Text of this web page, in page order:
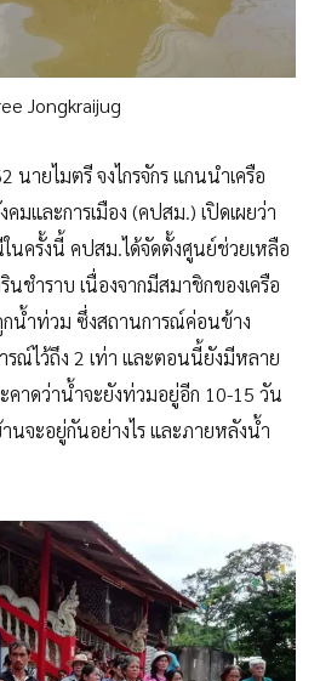
Jongkraijug
ายไมตรี จงไกรจักร แกนนำเครือ
มและการเมือง (คปสม.) เปิดเผยว่า
ครั้งนี้ คปสม.ได้จัดตั้งศูนย์ช่วยเหลือ
ชำราบ เนื่องจากมีสมาชิกของเครือ
น้ำท่วม ซึ่งสถานการณ์ค่อนข้าง
รณ์ไว้ถึง 2 เท่า และตอนนี้ยังมีหลาย
ะคาดว่าน้ำจะยังท่วมอยู่อีก 10-15 วัน
นจะอยู่กันอย่างไร และภายหลังน้ำ